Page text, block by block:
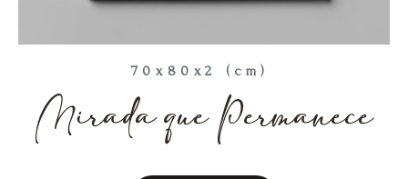
70x80x2 (cm)
Mirada que Permanece